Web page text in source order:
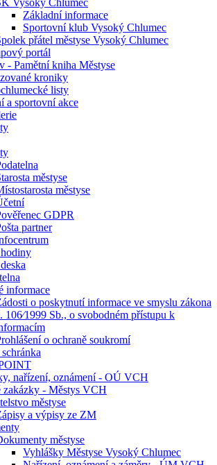
Vysoký Chlumec
Základní informace
Sportovní klub Vysoký Chlumec
přátel městyse Vysoký Chlumec
portál
- Pamětní kniha Městyse
kroniky
listy
a sportovní akce
městyse
městyse
GDPR
partner
informace
o poskytnutí informace ve smyslu zákona
106⁄1999 Sb., o svobodném přístupu k
o ochraně soukromí
nařízení, oznámení - OÚ VCH
zakázky - Městys VCH
městyse
a výpisy ze ZM
městyse
Vyhlášky Městyse Vysoký Chlumec